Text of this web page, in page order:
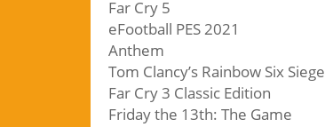
Far Cry 5
eFootball PES 2021
Anthem
Tom Clancy’s Rainbow Six Siege
Far Cry 3 Classic Edition
Friday the 13th: The Game